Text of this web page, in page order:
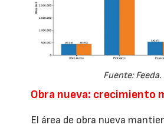
Fuente: Feeda.
Obra nueva: crecimiento
El área de obra nueva